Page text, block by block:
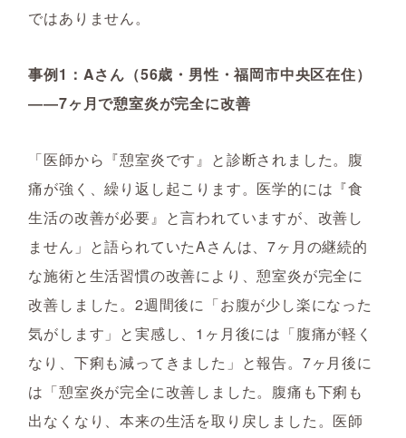
ではありません。
事例1：Aさん（56歳・男性・福岡市中央区在住）
――7ヶ月で憩室炎が完全に改善
「医師から『憩室炎です』と診断されました。腹
痛が強く、繰り返し起こります。医学的には『食
生活の改善が必要』と言われていますが、改善し
ません」と語られていたAさんは、7ヶ月の継続的
な施術と生活習慣の改善により、憩室炎が完全に
改善しました。2週間後に「お腹が少し楽になった
気がします」と実感し、1ヶ月後には「腹痛が軽く
なり、下痢も減ってきました」と報告。7ヶ月後に
は「憩室炎が完全に改善しました。腹痛も下痢も
出なくなり、本来の生活を取り戻しました。医師